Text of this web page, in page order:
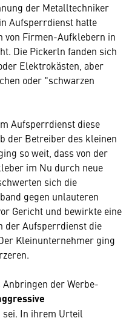
der Metalltechniker
Aufsperrdienst hatte
von Firmen-Aufklebern in
Die Pickerln fanden sich
Elektrokästen, aber
oder "schwarzen
Aufsperrdienst diese
der Betreiber des kleinen
so weit, dass von der
im Nu durch neue
sich die
gegen unlauteren
Gericht und bewirkte eine
der Aufsperrdienst die
Kleinunternehmer ging
der Werbe-
sei. In ihrem Urteil